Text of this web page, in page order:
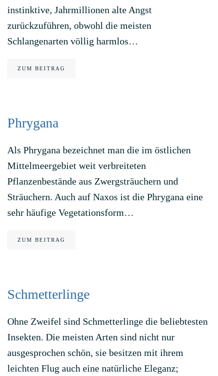
instinktive, Jahrmillionen alte Angst
zurückzuführen, obwohl die meisten
Schlangenarten völlig harmlos…
ZUM BEITRAG
Phrygana
Als Phrygana bezeichnet man die im östlichen
Mittelmeergebiet weit verbreiteten
Pflanzenbestände aus Zwergsträuchern und
Sträuchern. Auch auf Naxos ist die Phrygana eine
sehr häufige Vegetationsform…
ZUM BEITRAG
Schmetterlinge
Ohne Zweifel sind Schmetterlinge die beliebtesten
Insekten. Die meisten Arten sind nicht nur
ausgesprochen schön, sie besitzen mit ihrem
leichten Flug auch eine natürliche Eleganz;